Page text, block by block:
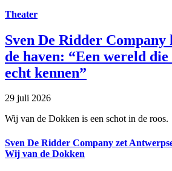
Theater
Sven De Ridder
de haven: “Een wereld
echt kennen”
29 juli 2026
Wij van de Dokken is een schot in de roos.
Sven De Ridder Company zet
Wij van de Dokken